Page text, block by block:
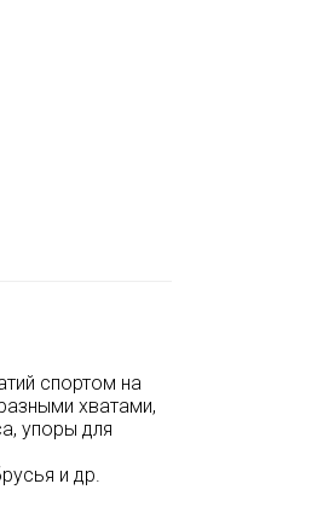
спортом на
хватами,
упоры для
и др.